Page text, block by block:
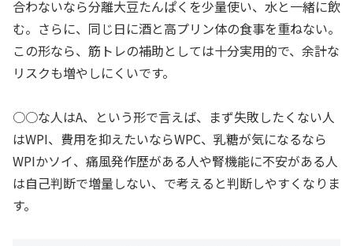
合わないなら分離大豆たんぱくを少量使い、水と一緒に飲
む。さらに、同じ日に酒と高プリン体の食事を重ねない。
この形なら、筋トレの補助としては十分実用的で、余計な
リスクも増やしにくいです。
○○な人はA、という形で言えば、まず失敗したくない人
はWPI、費用を抑えたいならWPC、乳糖が気になるなら
WPIかソイ、痛風発作歴がある人や腎機能に不安がある人
は自己判断で増量しない、で考えると判断しやすくなりま
す。